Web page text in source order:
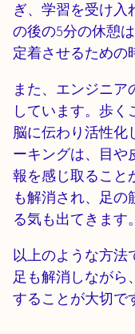
ぎ、学習を受け入
の後の5分の休憩
定着させるための
また、エンジニア
しています。歩
脳に伝わり活性化
ーキングは、目や
報を感じ取ること
も解消され、足の
る気も出てきます。
以上のような方法
足も解消しながら
することが大切で